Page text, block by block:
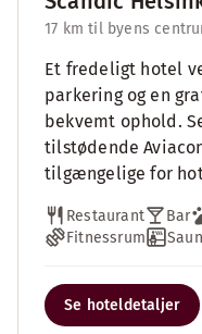
17 km til byens
Et fredeligt hotel
parkering og en
bekvemt ophold.
tilstødende
tilgængelige for
Restaurant Bar
Fitnessrum
Se hoteldetaljer